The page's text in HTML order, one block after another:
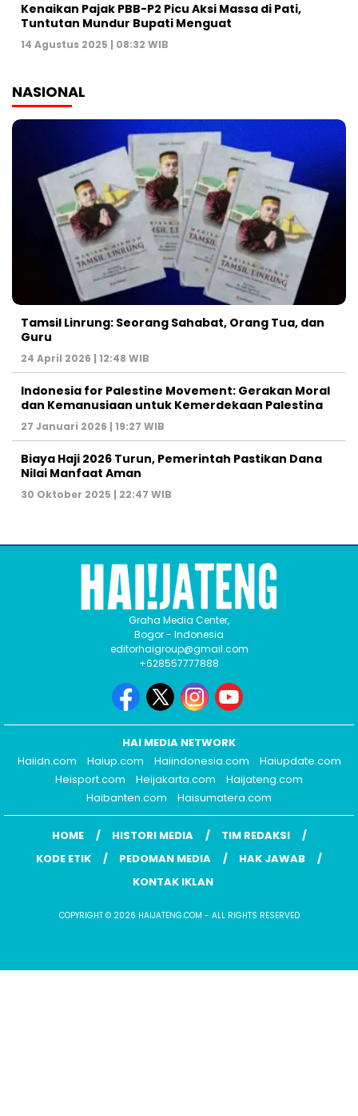
Kenaikan Pajak PBB-P2 Picu Aksi Massa di Pati,
Tuntutan Mundur Bupati Menguat
14 Agustus 2025 | 08:32 WIB
NASIONAL
Tamsil Linrung: Seorang Sahabat, Orang Tua, dan
Guru
24 April 2026 | 12:48 WIB
Indonesia for Palestine Movement: Gerakan Moral
dan Kemanusiaan untuk Kemerdekaan Palestina
27 Januari 2026 | 19:27 WIB
Biaya Haji 2026 Turun, Pemerintah Pastikan Dana
Nilai Manfaat Aman
30 Oktober 2025 | 22:47 WIB
Graha Media Center,
Bogor - Indonesia
editorhaigroup@gmail.com
+628557777888
HAI MEDIA NETWORK
Haiidn.com
Haiup.com Haiindonesia.com
Haiupdate.com
Heisport.com
Heijakarta.com
Haijateng.com
Haibanten.com
Haisumatera.com
HOME HISTORI MEDIA
TIM REDAKSI
KODE ETIK
PEDOMAN MEDIA
HAK JAWAB
KONTAK IKLAN
COPYRIGHT © 2026 HAIJATENG.COM - ALL RIGHTS RESERVED